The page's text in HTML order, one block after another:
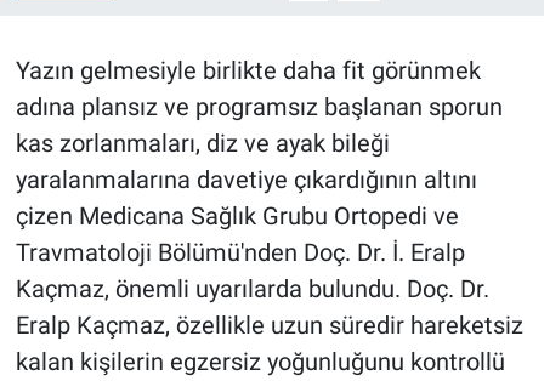
Yazın gelmesiyle birlikte daha fit görünmek
adına plansız ve programsız başlanan sporun
kas zorlanmaları, diz ve ayak bileği
yaralanmalarına davetiye çıkardığının altını
çizen Medicana Sağlık Grubu Ortopedi ve
Travmatoloji Bölümü'nden Doç. Dr. İ. Eralp
Kaçmaz, önemli uyarılarda bulundu. Doç. Dr.
Eralp Kaçmaz, özellikle uzun süredir hareketsiz
kalan kişilerin egzersiz yoğunluğunu kontrollü